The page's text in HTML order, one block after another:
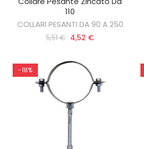
110
COLLARI PESANTI DA 90 A 250
5,51 € 4,52 €
-18%